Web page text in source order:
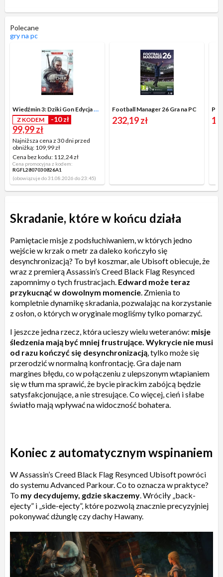
Polecane
gry na pc
Wiedźmin 3: Dziki Gon Edycja Gry Roku + Jubileuszowy Steelbook Gra na PC
Z KODEM -10 zł
99,99 zł
Najniższa cena z 30 dni przed
obniżką: 109,99 zł
Cena bez kodu: 112,24 zł
Cena promocyjna z kodem:
RGFL2807030826A1
(obowiązuje do 31.08.2026 do 23:45)
Football Manager 26 Gra na PC
232,19 zł
Skradanie, które w końcu działa
Pamiętacie misje z podsłuchiwaniem, w których jedno
wejście w krzak o metr za daleko kończyło się
desynchronizacją? To był koszmar, ale Ubisoft obiecuje, że
wraz z premierą Assassin’s Creed Black Flag Resynced
zapomnimy o tych frustracjach. Edward może teraz
przykucnąć w dowolnym momencie. Zmienia to
kompletnie dynamikę skradania, pozwalając na korzystanie
z osłon, o których w oryginale mogliśmy tylko pomarzyć.
I jeszcze jedna rzecz, która ucieszy wielu weteranów: misje
śledzenia mają być mniej frustrujące. Wykrycie nie musi
od razu kończyć się desynchronizacją, tylko może się
przerodzić w normalną konfrontację. Gra daje nam
margines błędu, co w połączeniu z ulepszonym wtapianiem
się w tłum ma sprawić, że bycie pirackim zabójcą będzie
satysfakcjonujące, a nie stresujące. Co więcej, cień i słabe
światło mają wpływać na widoczność bohatera.
Koniec z automatycznym wspinaniem
W Assassin’s Creed Black Flag Resynced Ubisoft powróci
do systemu Advanced Parkour. Co to oznacza w praktyce?
To my decydujemy, gdzie skaczemy. Wróciły „back-
ejecty” i „side-ejecty”, które pozwolą znacznie precyzyjniej
pokonywać dżunglę czy dachy Hawany.